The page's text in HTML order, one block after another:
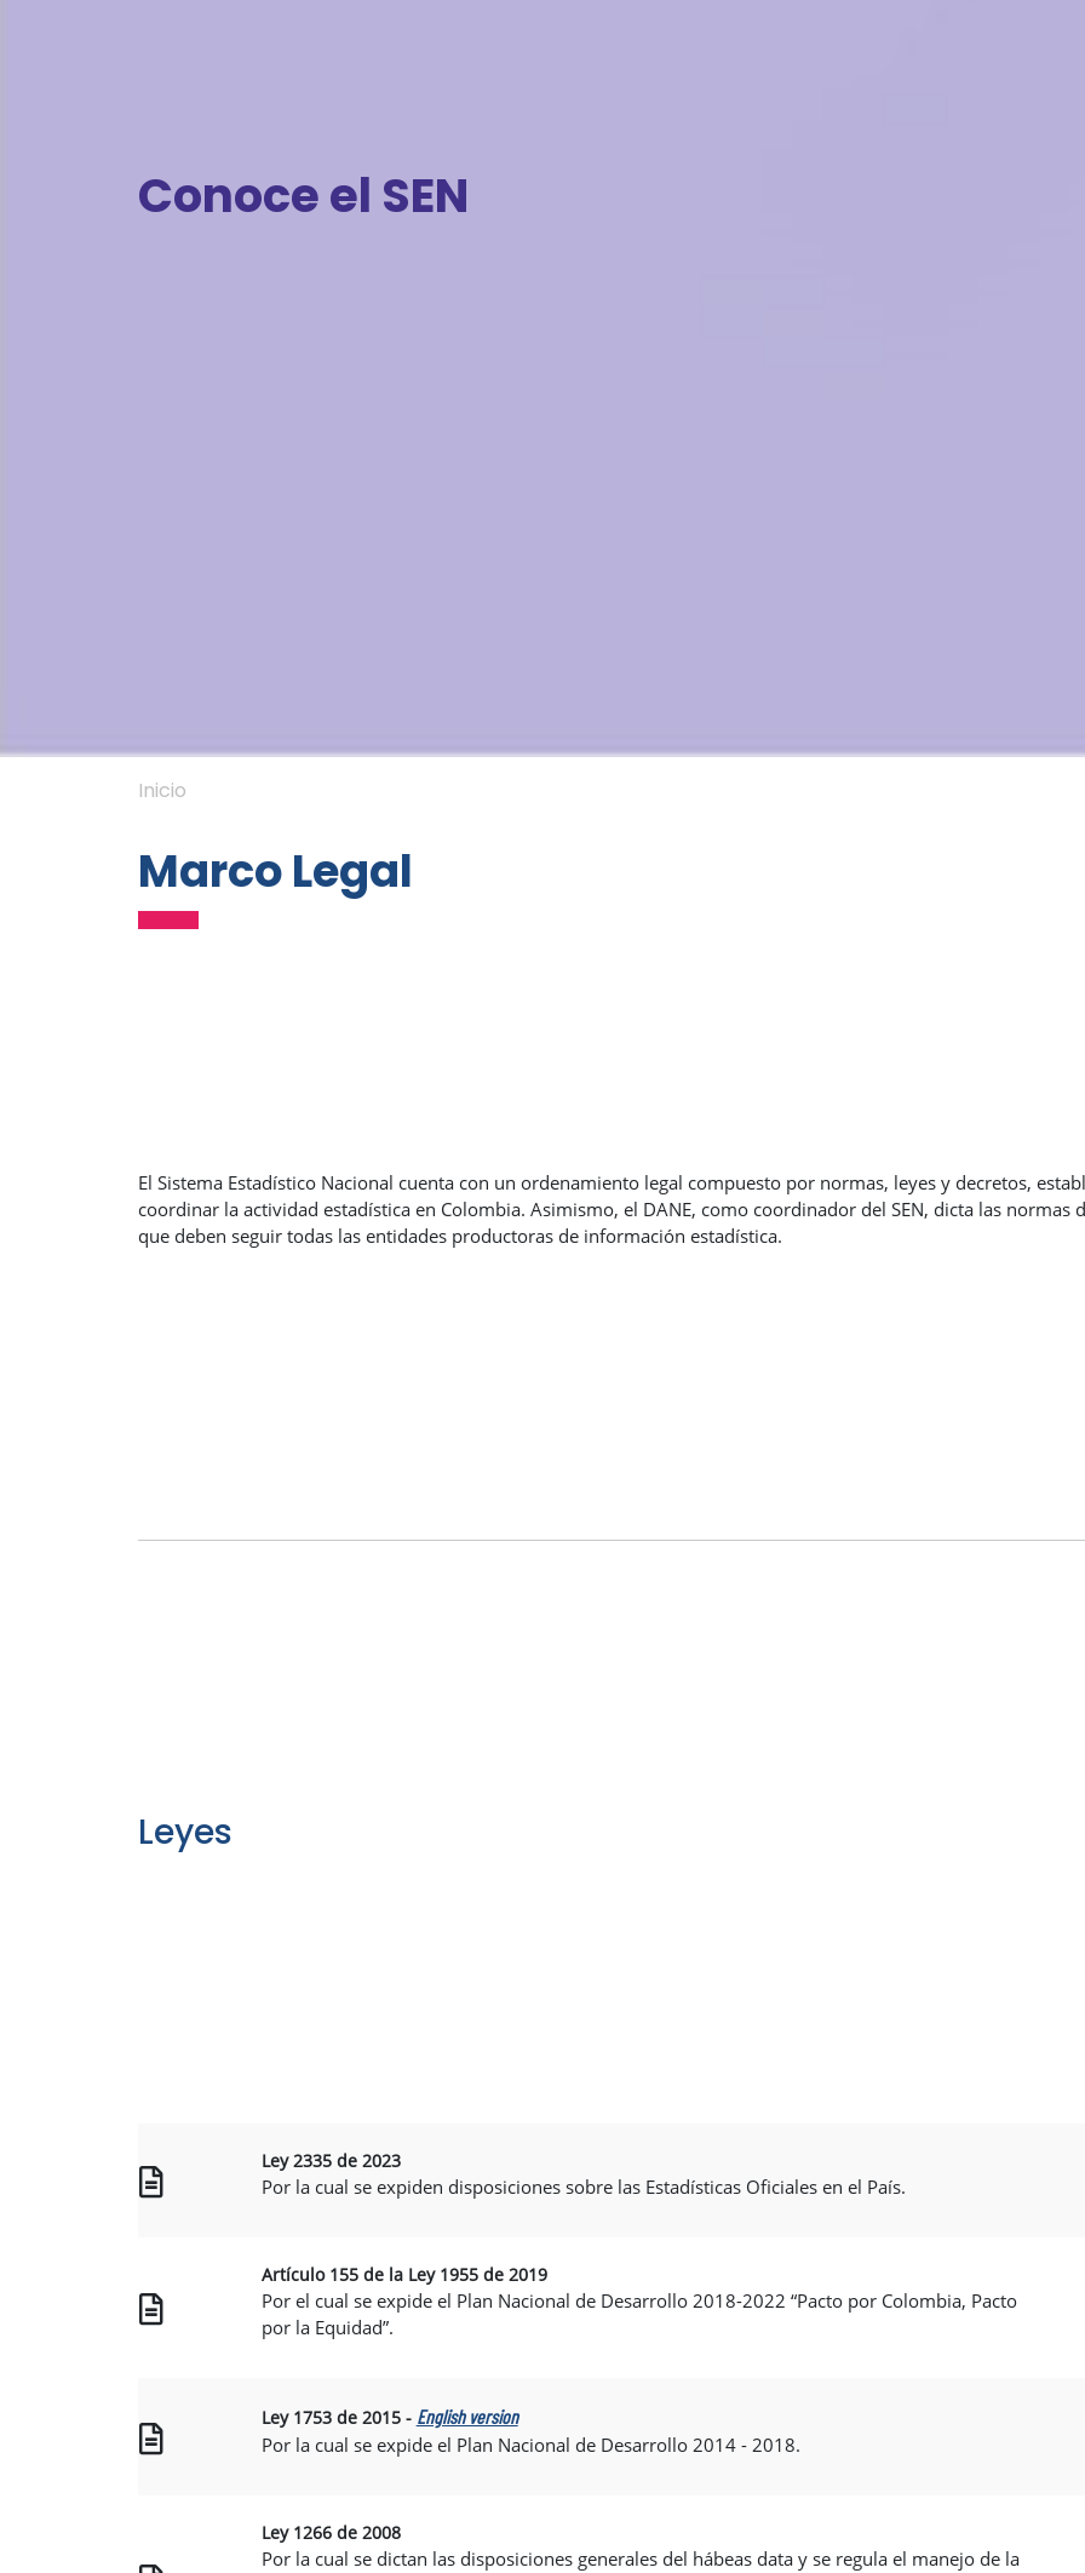
Conoce el SEN
Inicio
Marco Legal
El Sistema Estadístico Nacional cuenta con un ordenamiento legal compuesto por normas, leyes y decretos,
coordinar la actividad estadística en Colombia. Asimismo, el DANE, como coordinador del SEN, dicta las normas
que deben seguir todas las entidades productoras de información estadística.
Leyes
Ley 2335 de 2023
Por la cual se expiden disposiciones sobre las Estadísticas Oficiales en el País.
Artículo 155 de la Ley 1955 de 2019
Por el cual se expide el Plan Nacional de Desarrollo 2018-2022 “Pacto por Colombia, Pacto
por la Equidad”.
Ley 1753 de 2015 - English version
Por la cual se expide el Plan Nacional de Desarrollo 2014 - 2018.
Ley 1266 de 2008
Por la cual se dictan las disposiciones generales del hábeas data y se regula el manejo de la